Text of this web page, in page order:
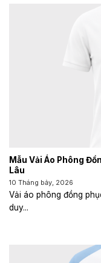
Mẫu Vải Áo Phông
Lâu
10 Tháng bảy, 2026
Vải áo phông đồng
duy...